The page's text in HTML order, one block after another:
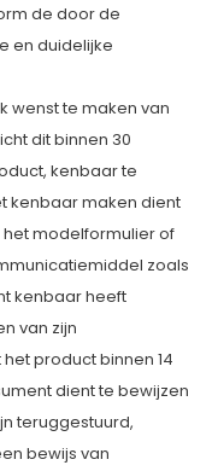
de door de
en duidelijke
wenst te maken van
dit binnen 30
kenbaar te
kenbaar maken dient
modelformulier of
zoals
kenbaar heeft
van zijn
product binnen 14
dient te bewijzen
teruggestuurd,
bewijs van